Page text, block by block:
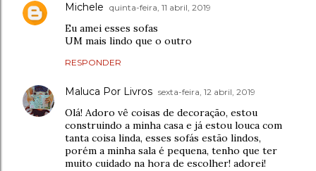
Michele quinta-feira, 11 abril, 2019
Eu amei esses sofas
UM mais lindo que o outro
RESPONDER
Maluca Por Livros sexta-feira, 12 abril, 2019
Olá! Adoro vê coisas de decoração, estou
construindo a minha casa e já estou louca com
tanta coisa linda, esses sofás estão lindos,
porém a minha sala é pequena, tenho que ter
muito cuidado na hora de escolher! adorei!